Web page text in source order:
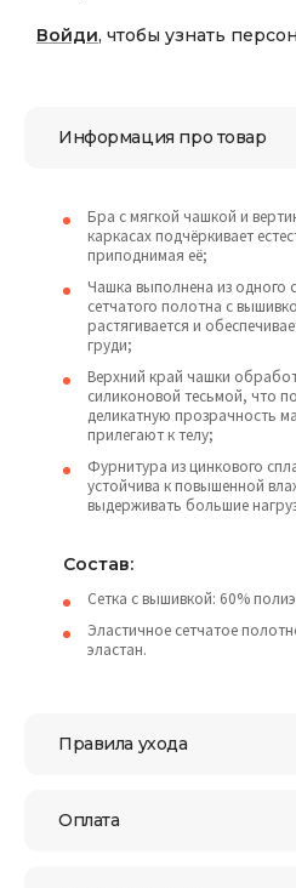
Войди, чтобы узнать
Информация про товар
Бра с мягкой чашкой и
каркасах подчёркивает
приподнимая её;
Чашка выполнена из одного
сетчатого полотна с
растягивается и
груди;
Верхний край чашки
силиконовой тесьмой, что
деликатную прозрачность
прилегают к телу;
Фурнитура из цинкового
устойчива к повышенной
выдерживать большие
Состав:
Сетка с вышивкой: 60%
Эластичное сетчатое
эластан.
Правила ухода
Оплата